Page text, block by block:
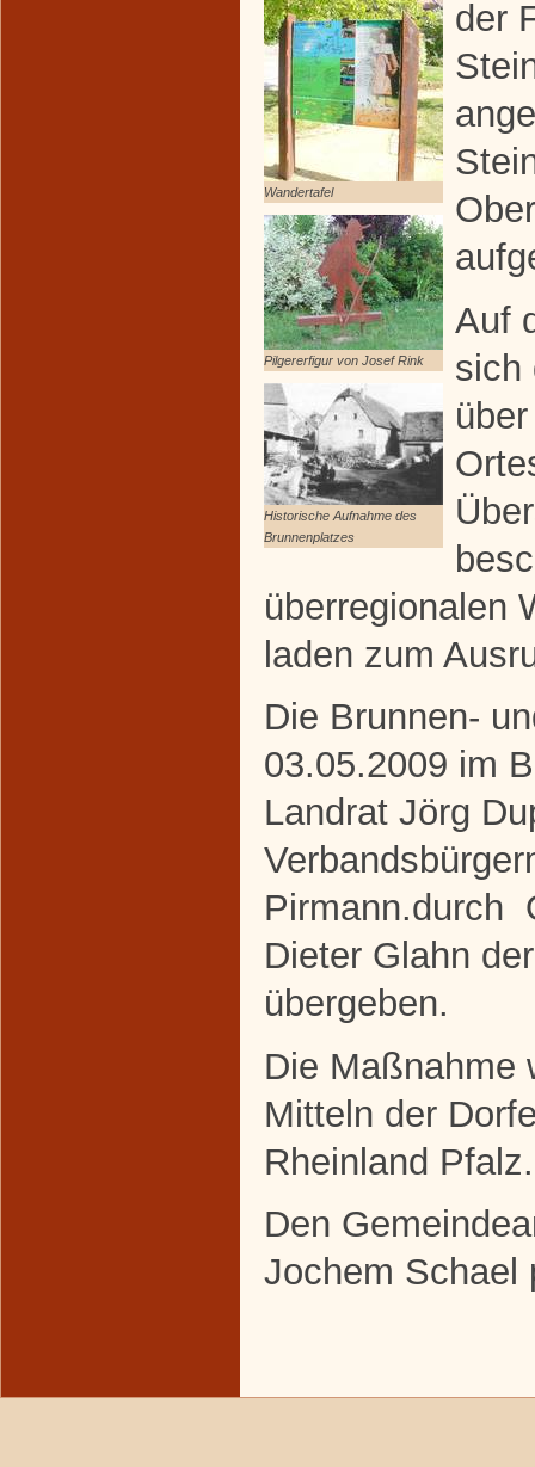
Wandertafel
Pilgererfigur von Josef Rink
Historische Aufnahme des
Brunnenplatzes
der
Auf
sich
überregionalen
laden zum
Die Brunnen-
03.05.2009 im
Landrat Jörg
Pirmann.durch
Dieter Glahn
übergeben.
Die Maßnahme
Mitteln der
Rheinland Pfalz.
Den
Jochem Schael